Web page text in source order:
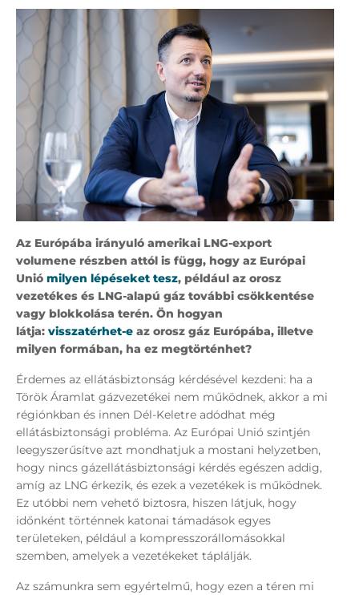
Az Európába irányuló amerikai LNG-export
volumene részben attól is függ, hogy az Európai
Unió milyen lépéseket tesz, például az orosz
vezetékes és LNG-alapú gáz további csökkentése
vagy blokkolása terén. Ön hogyan
látja: visszatérhet-e az orosz gáz Európába, illetve
milyen formában, ha ez megtörténhet?
Érdemes az ellátásbiztonság kérdésével kezdeni: ha a
Török Áramlat gázvezetékei nem működnek, akkor a mi
régiónkban és innen Dél-Keletre adódhat még
ellátásbiztonsági probléma. Az Európai Unió szintjén
leegyszerűsítve azt mondhatjuk a mostani helyzetben,
hogy nincs gázellátásbiztonsági kérdés egészen addig,
amíg az LNG érkezik, és ezek a vezetékek is működnek.
Ez utóbbi nem vehető biztosra, hiszen látjuk, hogy
időnként történnek katonai támadások egyes
területeken, például a kompresszorállomásokkal
szemben, amelyek a vezetékeket táplálják.
Az számunkra sem egyértelmű, hogy ezen a téren mi